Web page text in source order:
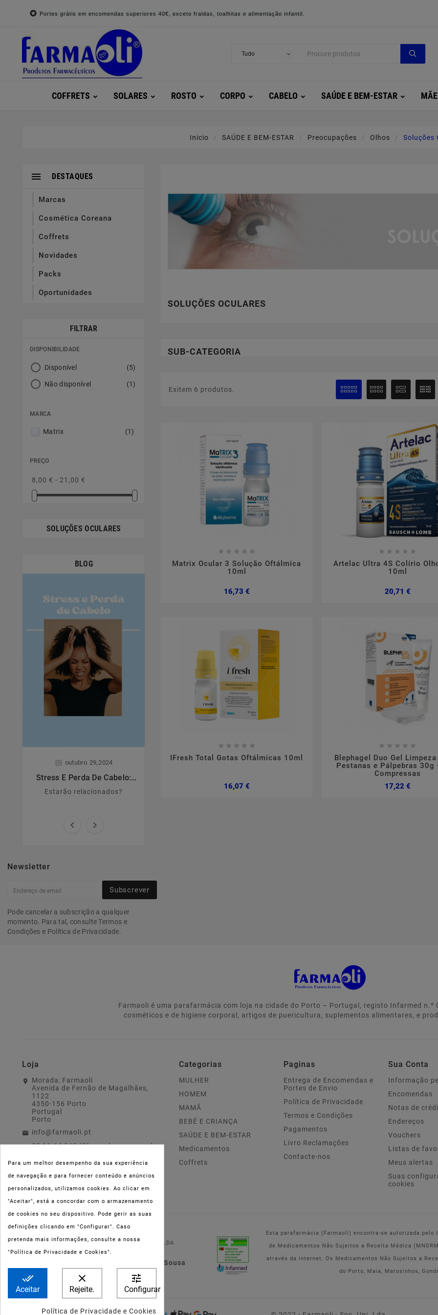
 Portes grátis em encomendas superiores 40€, exceto fraldas, toalhitas e alimentação infantil.
COFFRETS SOLARES ROSTO CORPO CABELO SAÚDE E BEM-ESTAR
Inicio SAÚDE E BEM-ESTAR Preocupações Olhos Soluções
DESTAQUES

Marcas
Cosmética Coreana
Coffrets
Novidades
Packs
Oportunidades
FILTRAR
DISPONIBILIDADE
Disponível (5)
Não disponível (1)
MARCA
Matrix (1)
PREÇO
8,00 € - 21,00 €
SOLUÇÕES OCULARES
BLOG
outubro 29, 2024
Stress E Perda De Cabelo:
Estarão relacionados?
junho 28 ,2024
Principais características,
05, 2024
 
SOLUÇÕES OCULARES
SUB-CATEGORIA
Exitem 6 produtos.
    
Matrix Ocular 3 Solução Oftálmica
10ml
16,73 €Preço
    
Artelac Ultra 4S Colírio
10ml
20,71 €Preço
    
IFresh Total Gotas Oftálmicas 10ml
16,07 €Preço
    
Blephagel Duo Gel
Pestanas e Pálpebras 30g
Compressas
17,22 €Preço
Newsletter
Subscrever
Pode cancelar a subscrição a qualquer
momento. Para tal, consulte Termos e
Condições e Política de Privacidade.
Farmaoli é uma parafarmácia com loja na cidade do Porto – Portugal, registo Infarmed n.º
cosméticos e de higiene corporal, artigos de puericultura, suplementos alimentares, e
Loja
Morada: Farmaoli
Avenida de Fernão de Magalhães,
1122
4350-156 Porto
Portugal
Porto
info@farmaoli.pt
22 11 44 343 (Chamada para a rede
Categorias
MULHER
HOMEM
MAMÃ
BEBÉ E CRIANÇA
SAÚDE E BEM-ESTAR
Medicamentos
Coffrets
Paginas
Entrega de Encomendas e
Portes de Envio
Política de Privacidade
Termos e Condições
Pagamentos
Livro Reclamações
Contacte-nos
Sua Conta
Informação
Encomendas
Notas de
Endereços
Vouchers
Listas de
Meus alertas
Suas
cookies
NIPC:515 801 216
FARMAOLI, Soc. Unip. LDA
Dir. Técnica: Lígia de Sousa
Teixeira
Esta parafarmácia (Farmaoli) encontra-se autorizada pelo
de Medicamentos Não Sujeitos a Receita Médica
através da internet. Os Medicamentos Não Sujeitos a
do Porto, Maia, Matosinhos,
Para um melhor desempenho da sua experiência
de navegação e para fornecer conteúdo e anúncios
personalizados, utilizamos cookies. Ao clicar em
"Aceitar", está a concordar com o armazenamento
de cookies no seu dispositivo. Pode gerir as suas
definições clicando em "Configurar". Caso
pretenda mais informações, consulte a nossa
"Política de Privacidade e Cookies".
done_all
Aceitar
clear
Rejeite.
tune
Configurar
Política de Privacidade e Cookies